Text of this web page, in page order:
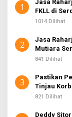
1
Jasa
FKLL di
1014 Dilihat
2
Jasa
Mutiara
841 Dilihat
3
Pastikan
Tinjau
821 Dilihat
Deddy